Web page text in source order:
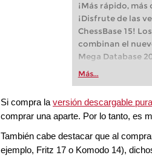
¡Más rápido,
¡Disfrute de las
ChessBase 15!
combinan el
Mega Database
Más...
Si compra la versión descargable
comprar una aparte. Por lo tanto, es
También cabe destacar que al
ejemplo, Fritz 17 o Komodo 14),